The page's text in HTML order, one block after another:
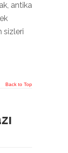
antika
sizleri
Back to Top